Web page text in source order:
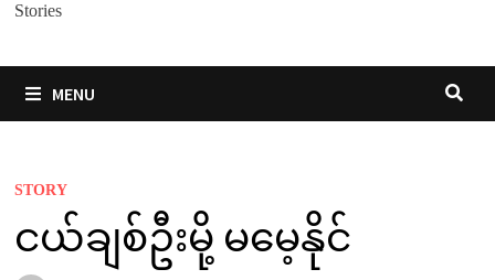
Stories
MENU
STORY
ငယ်ချစ်ဦးမို့ မမေ့နိုင်